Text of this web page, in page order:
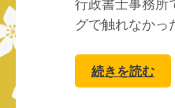
行政書士事務所
グで触れなかっ
続きを読む